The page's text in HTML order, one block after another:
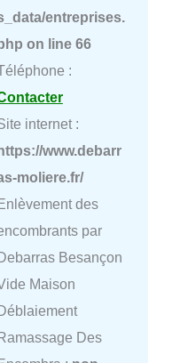
entreprises.
on line 66
:
internet :
www.debarr
moliere.fr/
des
par
Besançon
Maison
Des